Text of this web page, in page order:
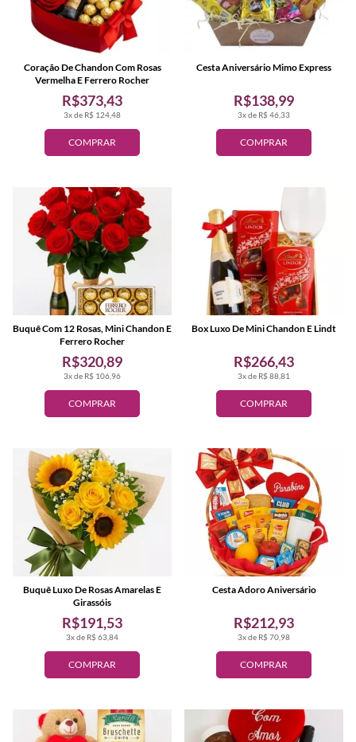
COMPRAR
3x de R$ 124,48
R$373,43
Coração De Chandon Com Rosas
Vermelha E Ferrero Rocher
COMPRAR
3x de R$ 46,33
R$138,99
Cesta Aniversário Mimo Express
COMPRAR
3x de R$ 106,96
R$320,89
Buquê Com 12 Rosas, Mini Chandon E
Ferrero Rocher
COMPRAR
3x de R$ 88,81
R$266,43
Box Luxo De Mini Chandon E Lindt
COMPRAR
3x de R$ 63,84
R$191,53
Buquê Luxo De Rosas Amarelas E
Girassóis
COMPRAR
3x de R$ 70,98
R$212,93
Cesta Adoro Aniversário